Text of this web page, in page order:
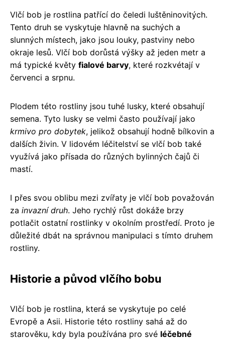
Vlčí bob je rostlina patřící do čeledi luštěninovitých.
Tento druh se vyskytuje hlavně na suchých a
slunných místech, jako jsou louky, pastviny nebo
okraje lesů. Vlčí bob dorůstá výšky až jeden metr a
má typické květy fialové barvy, které rozkvétají v
červenci a srpnu.
Plodem této rostliny jsou tuhé lusky, které obsahují
semena. Tyto lusky se velmi často používají jako
krmivo pro dobytek, jelikož obsahují hodně bílkovin a
dalších živin. V lidovém léčitelství se vlčí bob také
využívá jako přísada do různých bylinných čajů či
mastí.
I přes svou oblibu mezi zvířaty je vlčí bob považován
za invazní druh. Jeho rychlý růst dokáže brzy
potlačit ostatní rostlinky v okolním prostředí. Proto je
důležité dbát na správnou manipulaci s tímto druhem
rostliny.
Historie a původ vlčího bobu
Vlčí bob je rostlina, která se vyskytuje po celé
Evropě a Asii. Historie této rostliny sahá až do
starověku, kdy byla používána pro své léčebné